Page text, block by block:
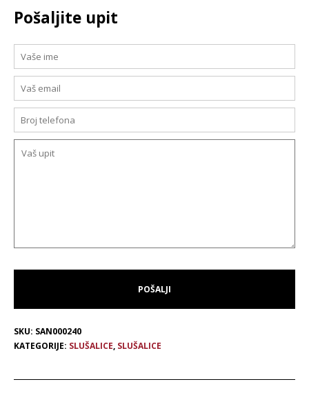
Pošaljite upit
SKU: SAN000240
KATEGORIJE: SLUŠALICE, SLUŠALICE